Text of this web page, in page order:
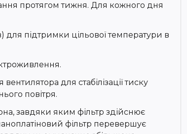
протягом тижня. Для кожного дня
підтримки цільової температури в
для стабілізації тиску
повітря.
завдяки яким фільтр здійснює
фільтр перевершує